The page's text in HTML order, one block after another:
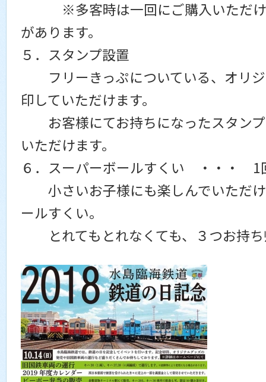
※多客時は一回にご購入いただけ
があります。
５．スタンプ設置
フリーきっぷについている、オリジ
印していただけます。
お客様にてお持ちになったスタンプ
いただけます。
６．スーパーボールすくい ・・・
小さいお子様にも楽しんでいただ
ールすくい。
とれてもとれなくても、３つお持ち